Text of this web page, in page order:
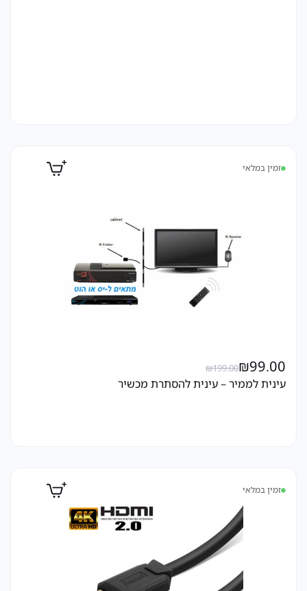
זמין במלאי
₪199.00₪99.00
עינית לממיר – עינית להסתרת מכשיר
זמין במלאי